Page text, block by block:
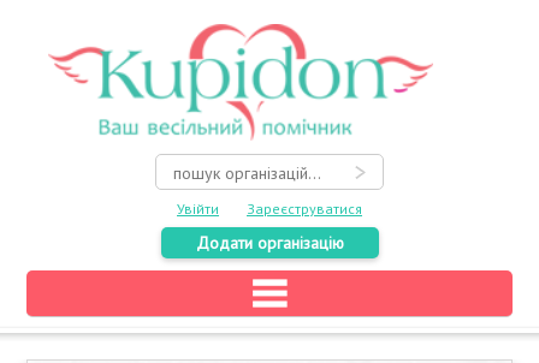
Увійти Зареєструватися
Додати організацію
Головна